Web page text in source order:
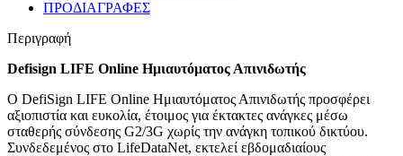
ΠΡΟΔΙΑΓΡΑΦΕΣ
Περιγραφή
Defisign LIFE Online Ημιαυτόματος Απινιδωτής
Ο DefiSign LIFE Online Ημιαυτόματος Απινιδωτής προσφέρει
αξιοπιστία και ευκολία, έτοιμος για έκτακτες ανάγκες μέσω
σταθερής σύνδεσης G2/3G χωρίς την ανάγκη τοπικού δικτύου.
Συνδεδεμένος στο LifeDataNet, εκτελεί εβδομαδιαίους